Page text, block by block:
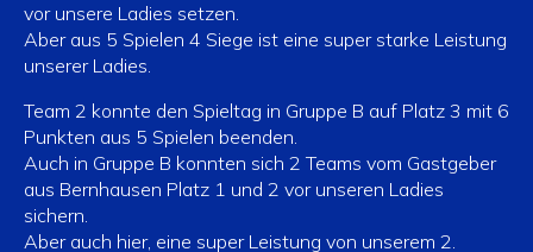
vor unsere Ladies setzen.
Aber aus 5 Spielen 4 Siege ist eine super starke Leistung
unserer Ladies.
Team 2 konnte den Spieltag in Gruppe B auf Platz 3 mit 6
Punkten aus 5 Spielen beenden.
Auch in Gruppe B konnten sich 2 Teams vom Gastgeber
aus Bernhausen Platz 1 und 2 vor unseren Ladies
sichern.
Aber auch hier, eine super Leistung von unserem 2.